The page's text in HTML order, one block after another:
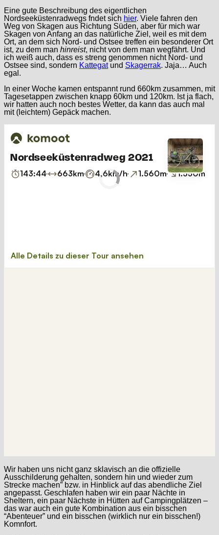
Eine gute Beschreibung des eigentlichen
Nordseeküstenradwegs fndet sich hier. Viele fahren den
Weg von Skagen aus Richtung Süden, aber für mich war
Skagen von Anfang an das natürliche Ziel, weil es mit dem
Ort, an dem sich Nord- und Ostsee treffen ein besonderer Ort
ist, zu dem man hinreist, nicht von dem man wegfährt. Und
ich weiß auch, dass es streng genommen nicht Nord- und
Ostsee sind, sondern Kattegatund Skagerrak. Jaja… Auch
egal.
In einer Woche kamen entspannt rund 660km zusammen, mit
Tagesetappen zwischen knapp 60km und 120km. Ist ja flach,
wir hatten auch noch bestes Wetter, da kann das auch mal
mit (leichtem) Gepäck machen.
Wir haben uns nicht ganz sklavisch an die offizielle
Ausschilderung gehalten, sondern hin und wieder zum
Strecke machen” bzw. in Hinblick auf das abendliche Ziel
angepasst. Geschlafen haben wir ein paar Nächte in
Sheltern, ein paar Nächste in Hütten auf Campingplätzen –
das war auch ein gute Kombination aus ein bisschen
“Abenteuer” und ein bisschen (wirklich nur ein bisschen!)
Komnfort.